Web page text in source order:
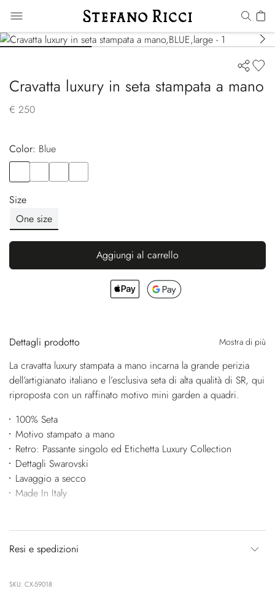
Cravatta luxury in seta stampata a mano
€ 250
Color:
blue
Size
One size
Aggiungi al carrello
Dettagli prodotto Mostra di più
La cravatta luxury stampata a mano incarna la grande perizia
dell’artigianato italiano e l’esclusiva seta di alta qualità di SR, qui
riproposta con un raffinato motivo mini garden a quadri.
100% Seta
Motivo stampato a mano
Retro: Passante singolo ed Etichetta Luxury Collection
Dettagli Swarovski
Lavaggio a secco
Made In Italy
Resi e spedizioni
SKU: CX-59018